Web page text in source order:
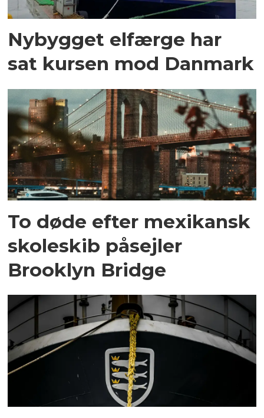
Nybygget elfærge har
sat kursen mod Danmark
To døde efter mexikansk
skoleskib påsejler
Brooklyn Bridge